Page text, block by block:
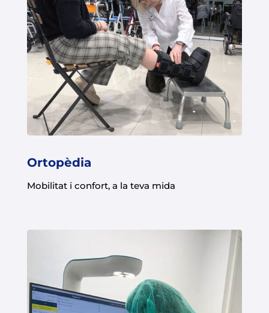
Ortopèdia
Mobilitat i confort, a la teva mida